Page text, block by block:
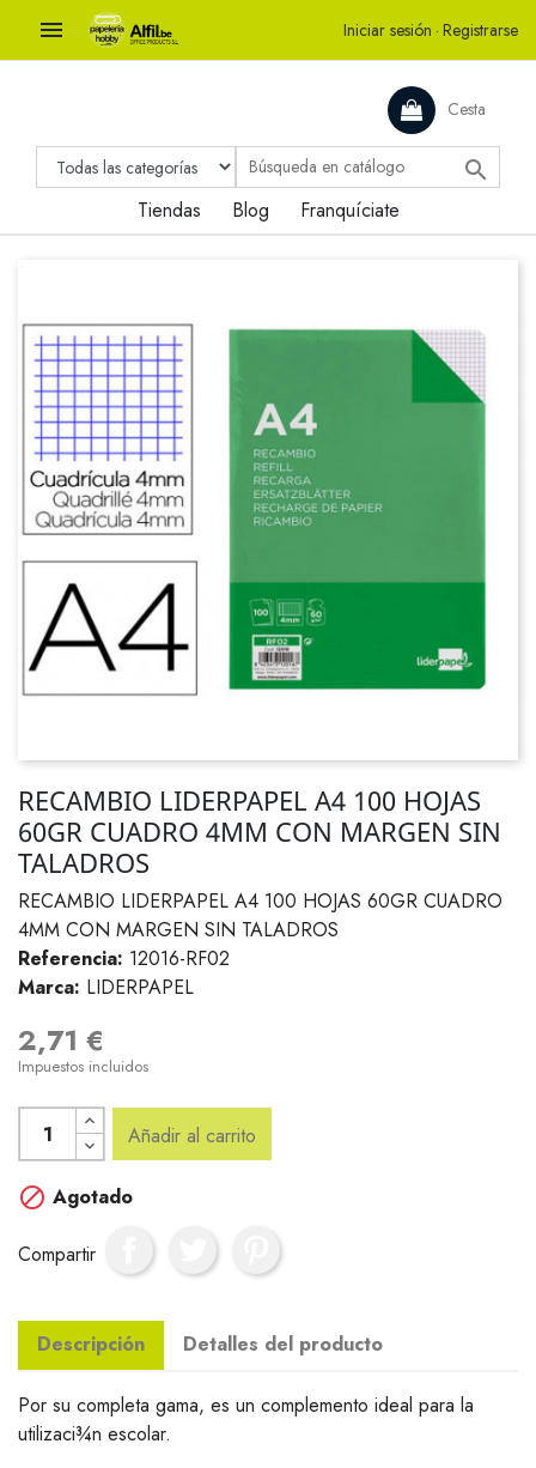
 Iniciar sesión · Registrarse
Cesta

Tiendas Blog Franquíciate
RECAMBIO LIDERPAPEL A4 100 HOJAS
60GR CUADRO 4MM CON MARGEN SIN
TALADROS
RECAMBIO LIDERPAPEL A4 100 HOJAS 60GR CUADRO
4MM CON MARGEN SIN TALADROS
Referencia: 12016-RF02
Marca: LIDERPAPEL
2,71 €
Impuestos incluidos
Añadir al carrito
 Agotado
Compartir
Descripción Detalles del producto
Por su completa gama, es un complemento ideal para la
utilizaci¾n escolar.